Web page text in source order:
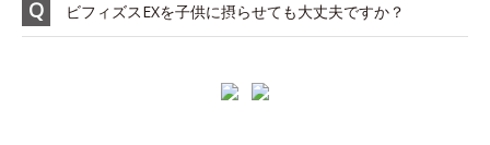
ビフィズスEXを子供に摂らせても大丈夫ですか？